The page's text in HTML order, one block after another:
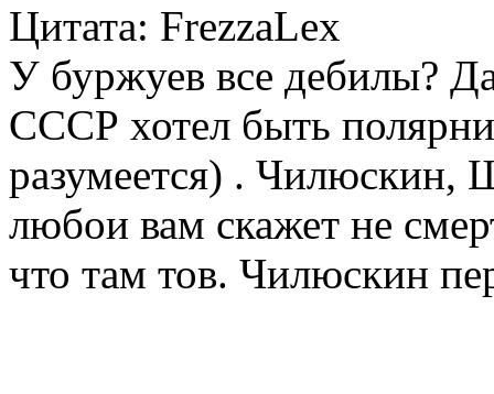
Цитата: FrezzaLex
У буржуев все дебилы?
СССР хотел быть
разумеется) . Чилюскин,
любои вам скажет не
что там тов. Чилюскин